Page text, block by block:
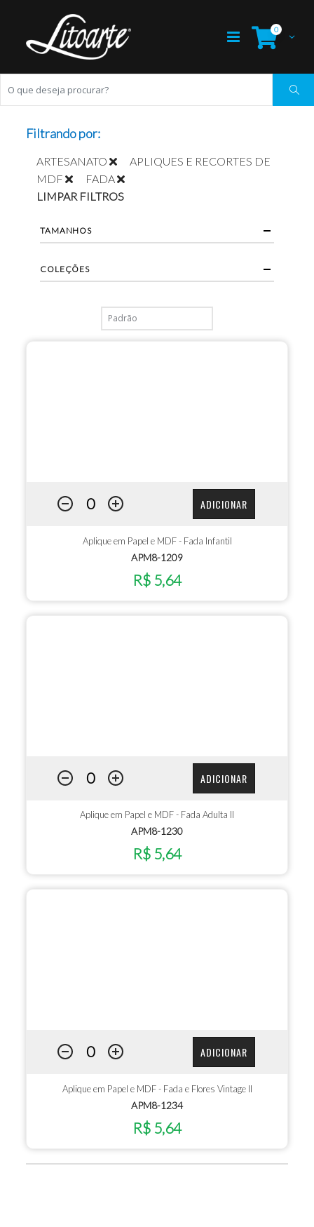
0
ADICIONAR
Aplique em Papel e MDF - Fada Infantil
APM8-1209
R$ 5,64
ADICIONAR
Aplique em Papel e MDF - Fada Adulta II
APM8-1230
R$ 5,64
ADICIONAR
Aplique em Papel e MDF - Fada e Flores Vintage II
APM8-1234
R$ 5,64
Filtrando por:
ARTESANATO
APLIQUES E RECORTES DE
MDF
FADA
LIMPAR FILTROS
TAMANHOS
COLEÇÕES